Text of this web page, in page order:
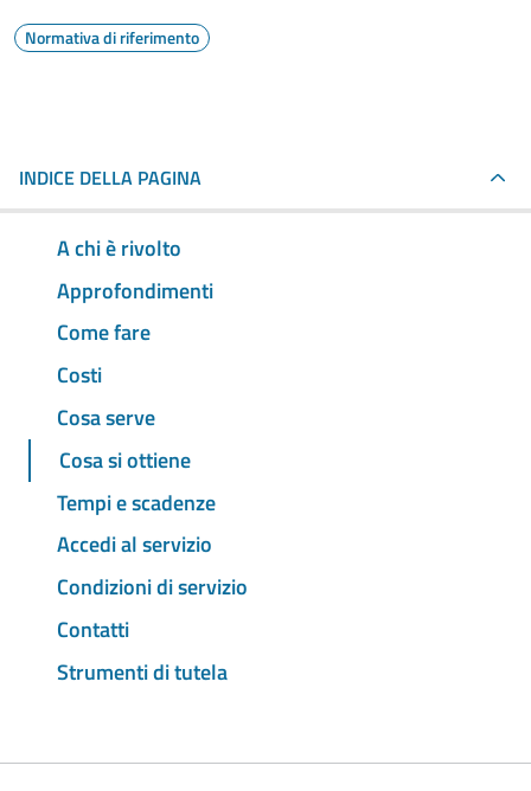
Normativa di riferimento
INDICE DELLA PAGINA
A chi è rivolto
Approfondimenti
Come fare
Costi
Cosa serve
Cosa si ottiene
Tempi e scadenze
Accedi al servizio
Condizioni di servizio
Contatti
Strumenti di tutela